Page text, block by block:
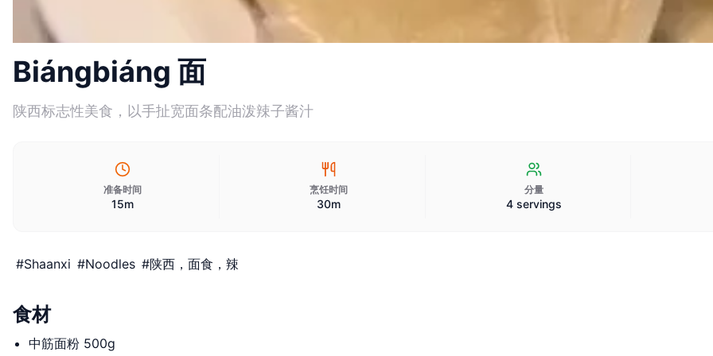
Biángbiáng 面
陕西标志性美食，以手扯宽面条配油泼辣子酱汁
准备时间
15m
烹饪时间
30m
分量
4 servings
#Shaanxi #Noodles #陕西，面食，辣
食材
中筋面粉 500g